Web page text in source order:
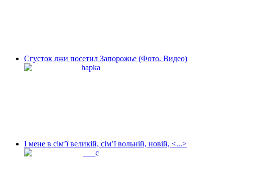
Сгусток лжи посетил Запорожье (Фото. Видео)
І мене в сім’ї великій, сім’ї вольній, новій, <...>